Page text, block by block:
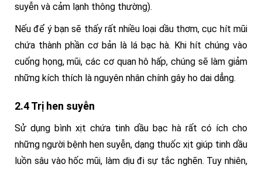
suyễn và cảm lạnh thông thường).
Nếu để ý bạn sẽ thấy rất nhiều loại dầu thơm, cục hít mũi
chứa thành phần cơ bản là lá bạc hà. Khi hít chúng vào
cuống họng, mũi, các cơ quan hô hấp, chúng sẽ làm giảm
những kích thích là nguyên nhân chính gây ho dai dẳng.
2.4 Trị hen suyễn
Sử dụng bình xịt chứa tinh dầu bạc hà rất có ích cho
những người bệnh hen suyễn, dạng thuốc xịt giúp tinh dầu
luồn sâu vào hốc mũi, làm dịu đi sự tắc nghẽn. Tuy nhiên,